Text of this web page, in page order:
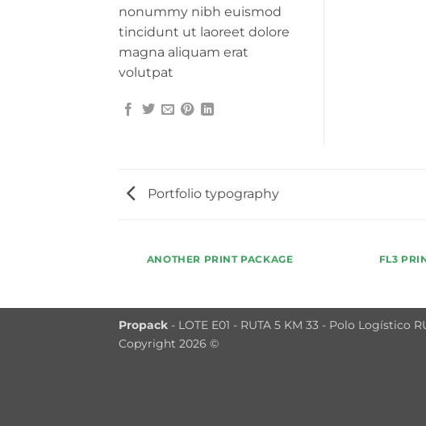
nonummy nibh euismod
tincidunt ut laoreet dolore
magna aliquam erat
volutpat
Portfolio typography
ANOTHER PRINT PACKAGE FL3
Propack - LOTE E01 - RUTA 5 KM 33 - Polo Logístico
Copyright 2026 ©